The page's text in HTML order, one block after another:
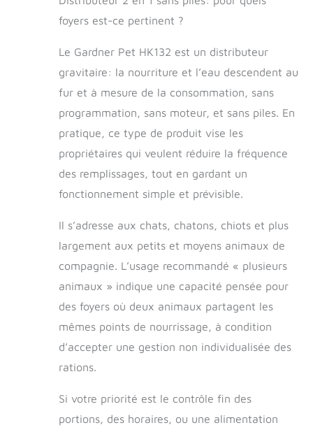
inoxydable le
rendent plus
L'alimentation des
inoxydable est
plus saine pour
vos animaux de
pratique, plus
pratique, et
adapté pour les
chiens ou chats de
petite et moyenne
facilement deux
animaux à la fois)
Mangeoire de
grande capacité
pour animaux de
grand récipient
peut remplir 3 l
d'eau et contenir
besoins quotidiens
d'alimentation des
foyers est-ce pertinent ?
Le Gardner Pet HK132 est un distributeur
gravitaire: la nourriture et l’eau descendent au
fur et à mesure de la consommation, sans
programmation, sans moteur, et sans piles. En
pratique, ce type de produit vise les
propriétaires qui veulent réduire la fréquence
des remplissages, tout en gardant un
fonctionnement simple et prévisible.
Il s’adresse aux chats, chatons, chiots et plus
largement aux petits et moyens animaux de
compagnie. L’usage recommandé « plusieurs
animaux » indique une capacité pensée pour
des foyers où deux animaux partagent les
mêmes points de nourrissage, à condition
d’accepter une gestion non individualisée des
rations.
Si votre priorité est le contrôle fin des
portions, des horaires, ou une alimentation